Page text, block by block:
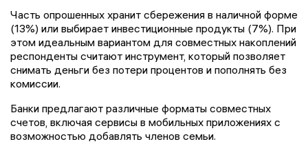
Часть опрошенных хранит сбережения в наличной форме
(13%) или выбирает инвестиционные продукты (7%). При
этом идеальным вариантом для совместных накоплений
респонденты считают инструмент, который позволяет
снимать деньги без потери процентов и пополнять без
комиссии.
Банки предлагают различные форматы совместных
счетов, включая сервисы в мобильных приложениях с
возможностью добавлять членов семьи.